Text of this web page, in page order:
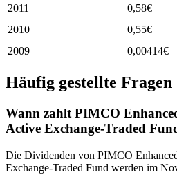
2011
0,58€
2010
0,55€
2009
0,00414€
Häufig gestellte Fragen
Wann zahlt PIMCO
Active Exchange-Traded
Die Dividenden von PIMCO
Exchange-Traded Fund werden im